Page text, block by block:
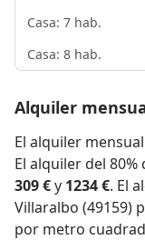
Casa: 7 hab.
Casa: 8 hab.
Alquiler
El alquiler
El alquiler del
309 €y 1234 €. El
Villaralbo (49159)
por metro